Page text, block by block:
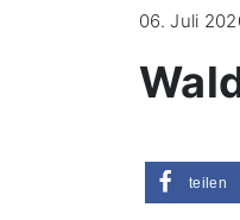
06. Juli
teilen